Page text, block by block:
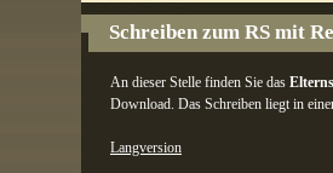
Schreiben zum RS mit
An dieser Stelle finden Sie das
Download. Das Schreiben liegt in
Langversion